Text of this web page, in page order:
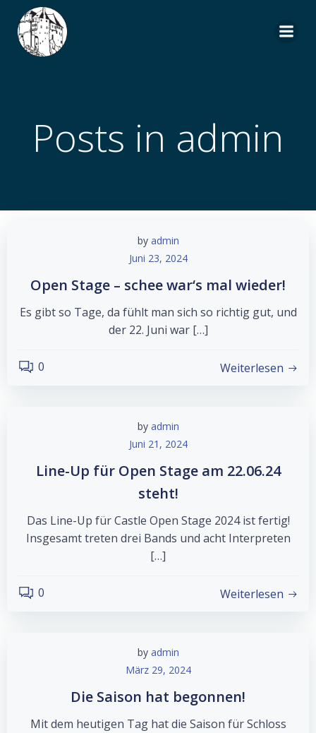
Posts in admin
by admin
Juni 23, 2024
Open Stage – schee war‘s mal wieder!
Es gibt so Tage, da fühlt man sich so richtig gut, und
der 22. Juni war […]
0 Weiterlesen
by admin
Juni 21, 2024
Line-Up für Open Stage am 22.06.24
steht!
Das Line-Up für Castle Open Stage 2024 ist fertig!
Insgesamt treten drei Bands und acht Interpreten
[…]
0 Weiterlesen
by admin
März 29, 2024
Die Saison hat begonnen!
Mit dem heutigen Tag hat die Saison für Schloss